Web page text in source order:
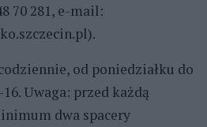
70 281, e-mail:
od poniedziałku do
Uwaga: przed każdą
dwa spacery